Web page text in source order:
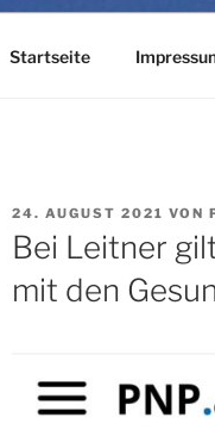
Startseite
VERÖFFENTLICHT
AM
24. AUGUST 2021 VON
Bei Leitner
mit den